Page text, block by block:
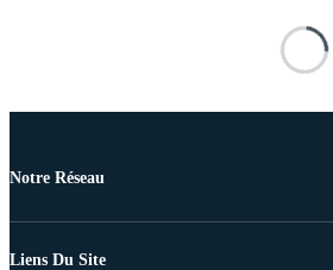
Notre Réseau
Liens Du Site